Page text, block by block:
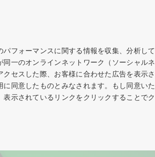
フォーマンスに関する情報を収集、分析して
一のオンラインネットワーク（ソーシャルネ
セスした際、お客様に合わせた広告を表示さ
同意したものとみなされます。もし同意いた
示されているリンクをクリックすることでク